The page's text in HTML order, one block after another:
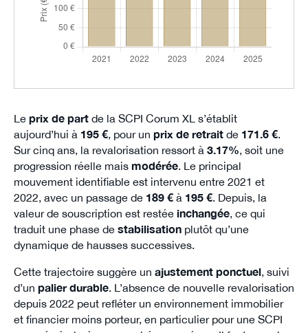
Le prix de partde la SCPI Corum XL s’établit
aujourd’hui à 195 €, pour un prix de retraitde 171.6 €.
Sur cinq ans, la revalorisation ressort à 3.17%, soit une
progression réelle mais modérée. Le principal
mouvement identifiable est intervenu entre 2021 et
2022, avec un passage de 189 €à 195 €. Depuis, la
valeur de souscription est restée inchangée, ce qui
traduit une phase de stabilisationplutôt qu’une
dynamique de hausses successives.
Cette trajectoire suggère un ajustement ponctuel, suivi
d’un palier durable. L’absence de nouvelle revalorisation
depuis 2022 peut refléter un environnement immobilier
et financier moins porteur, en particulier pour une SCPI